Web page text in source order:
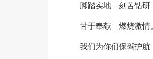
脚踏实地，刻苦钻研
甘于奉献，燃烧激情。
我们为你们保驾护航